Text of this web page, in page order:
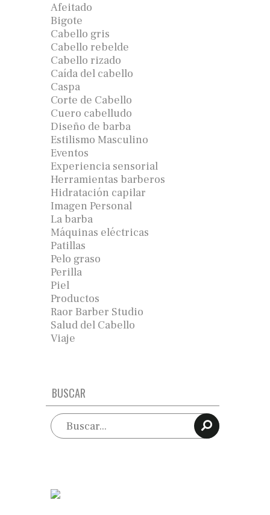
Afeitado
Bigote
Cabello gris
Cabello rebelde
Cabello rizado
Caída del cabello
Caspa
Corte de Cabello
Cuero cabelludo
Diseño de barba
Estilismo Masculino
Eventos
Experiencia sensorial
Herramientas barberos
Hidratación capilar
Imagen Personal
La barba
Máquinas eléctricas
Patillas
Pelo graso
Perilla
Piel
Productos
Raor Barber Studio
Salud del Cabello
Viaje
BUSCAR